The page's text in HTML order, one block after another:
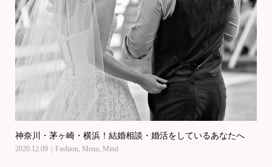
神奈川・茅ヶ崎・横浜！結婚相談・婚活をしているあなたへ
2020.12.09 Fashion, Menu, Mind